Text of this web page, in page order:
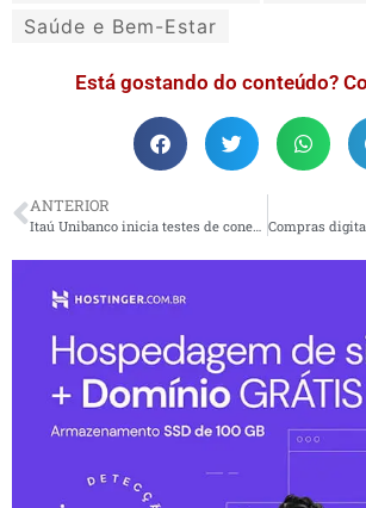
Saúde e Bem-Estar
Está gostando do conteúdo?
ANTERIOR